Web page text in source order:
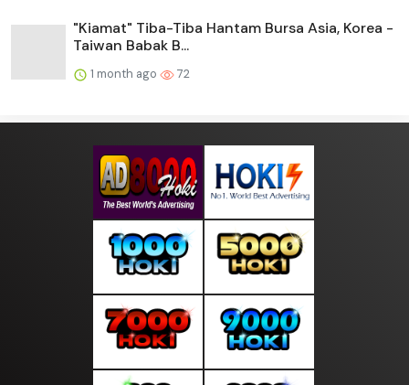
"Kiamat" Tiba-Tiba Hantam Bursa Asia, Korea -
Taiwan Babak B...
1 month ago 72